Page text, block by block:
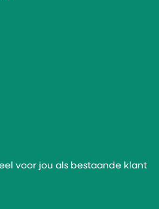
voor jou als bestaande klant